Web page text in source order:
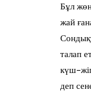
Бұл
жай
талап
күш-
деп